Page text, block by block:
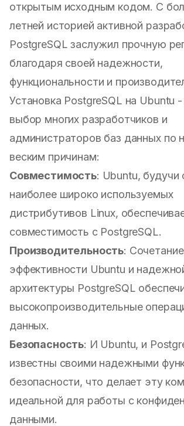
открытым исходным кодом. С
летней историей активной
PostgreSQL заслужил прочную
благодаря своей надежности,
функциональности и
Установка PostgreSQL на Ubuntu
выбор многих разработчиков и
администраторов баз данных по
веским причинам:
Совместимость: Ubuntu, будучи
наиболее широко используемых
дистрибутивов Linux,
совместимость с PostgreSQL.
Производительность: Сочетание
эффективности Ubuntu и
архитектуры PostgreSQL
высокопроизводительные
данных.
Безопасность: И Ubuntu, и
известны своими надежными
безопасности, что делает эту
идеальной для работы с
данными.